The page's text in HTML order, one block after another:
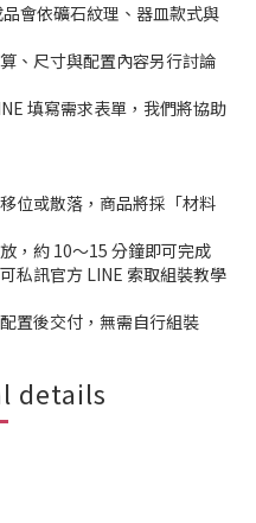
會依礦石紋理、器皿款式與
、尺寸與配置內容另行討論
填寫需求表單，我們將協助
位或散落，商品將採「材料
，約 10～15 分鐘即可完成
私訊官方 LINE 索取組裝教學
置後交付，無需自行組裝
details